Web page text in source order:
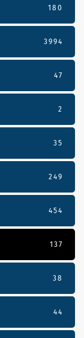
180
3994
47
2
35
249
454
137
38
44